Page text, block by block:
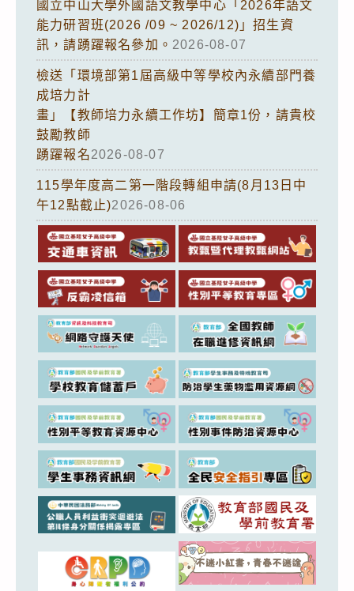
國立中山大學外國語文教學中心「2026年語文
能力研習班(2026 /09 ~ 2026/12)」招生資
訊，請踴躍報名參加。 2026-08-07
檢送「環境部第1屆高級中等學校內永續部門養
成培力計
畫」【教師培力永續工作坊】簡章1份，請貴校
鼓勵教師
踴躍報名2026-08-07
115學年度高二第一階段轉組申請(8月13日中
午12點截止)2026-08-06